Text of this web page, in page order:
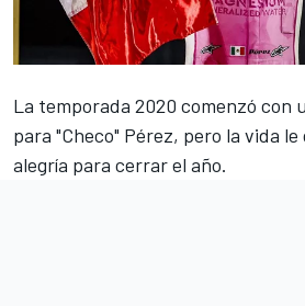
La temporada 2020 comenzó con
para "Checo" Pérez, pero la vida
alegría para cerrar el año.